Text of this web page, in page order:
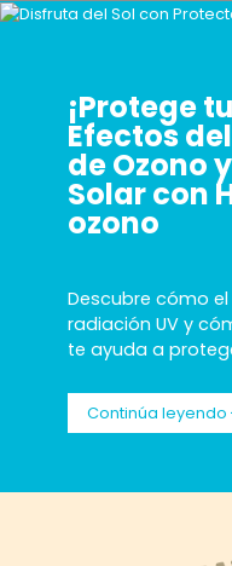
¡Protege
Efectos
de Ozono
Solar con
ozono
Descubre cómo
radiación UV y
te ayuda a
Continúa leyendo